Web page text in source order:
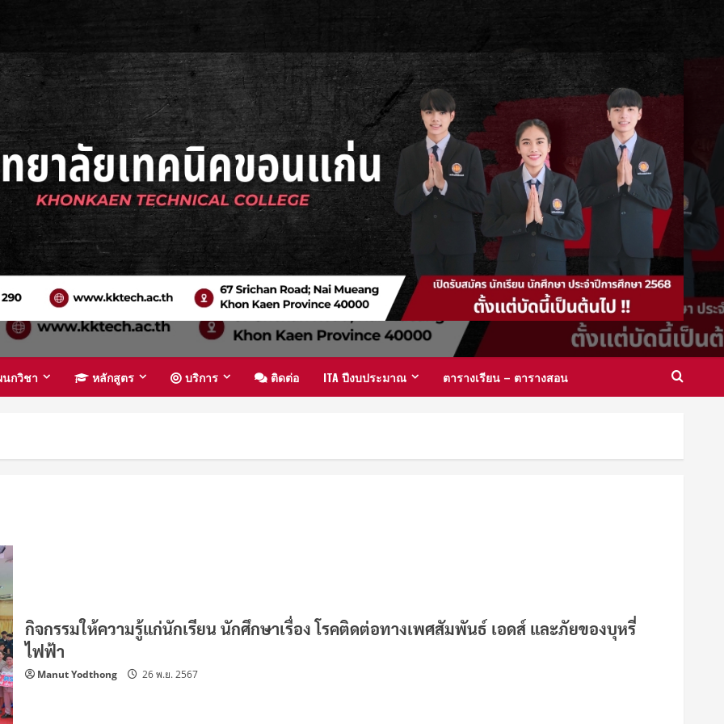
นกวิชา หลักสูตร บริการ ติดต่อ ITA ปีงบประมาณ ตารางเรียน – ตารางสอน
กิจกรรมให้ความรู้แก่นักเรียน นักศึกษาเรื่อง โรคติดต่อทางเพศสัมพันธ์ เอดส์ และภัยของบุหรี่
ไฟฟ้า
Manut Yodthong 26 พ.ย. 2567